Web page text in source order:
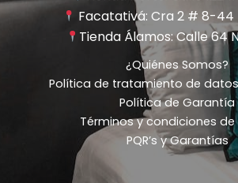
Facatativá: Cra 2 # 8-44
Tienda Álamos: Calle 64
¿Quiénes Somos?
Política de tratamiento de
Política de Garantía
Términos y condiciones de
PQR’s y Garantías